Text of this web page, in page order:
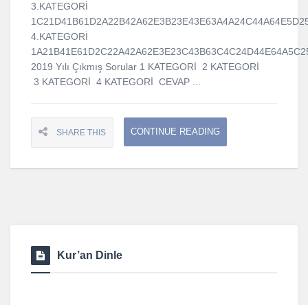
3.KATEGORİ
4.KATEGORİ
2019 Yılı Çıkmış Sorular 1 KATEGORİ 2 KATEGORİ
3 KATEGORİ 4 KATEGORİ CEVAP ...
SHARE THIS CONTINUE READING
Kur’an Dinle